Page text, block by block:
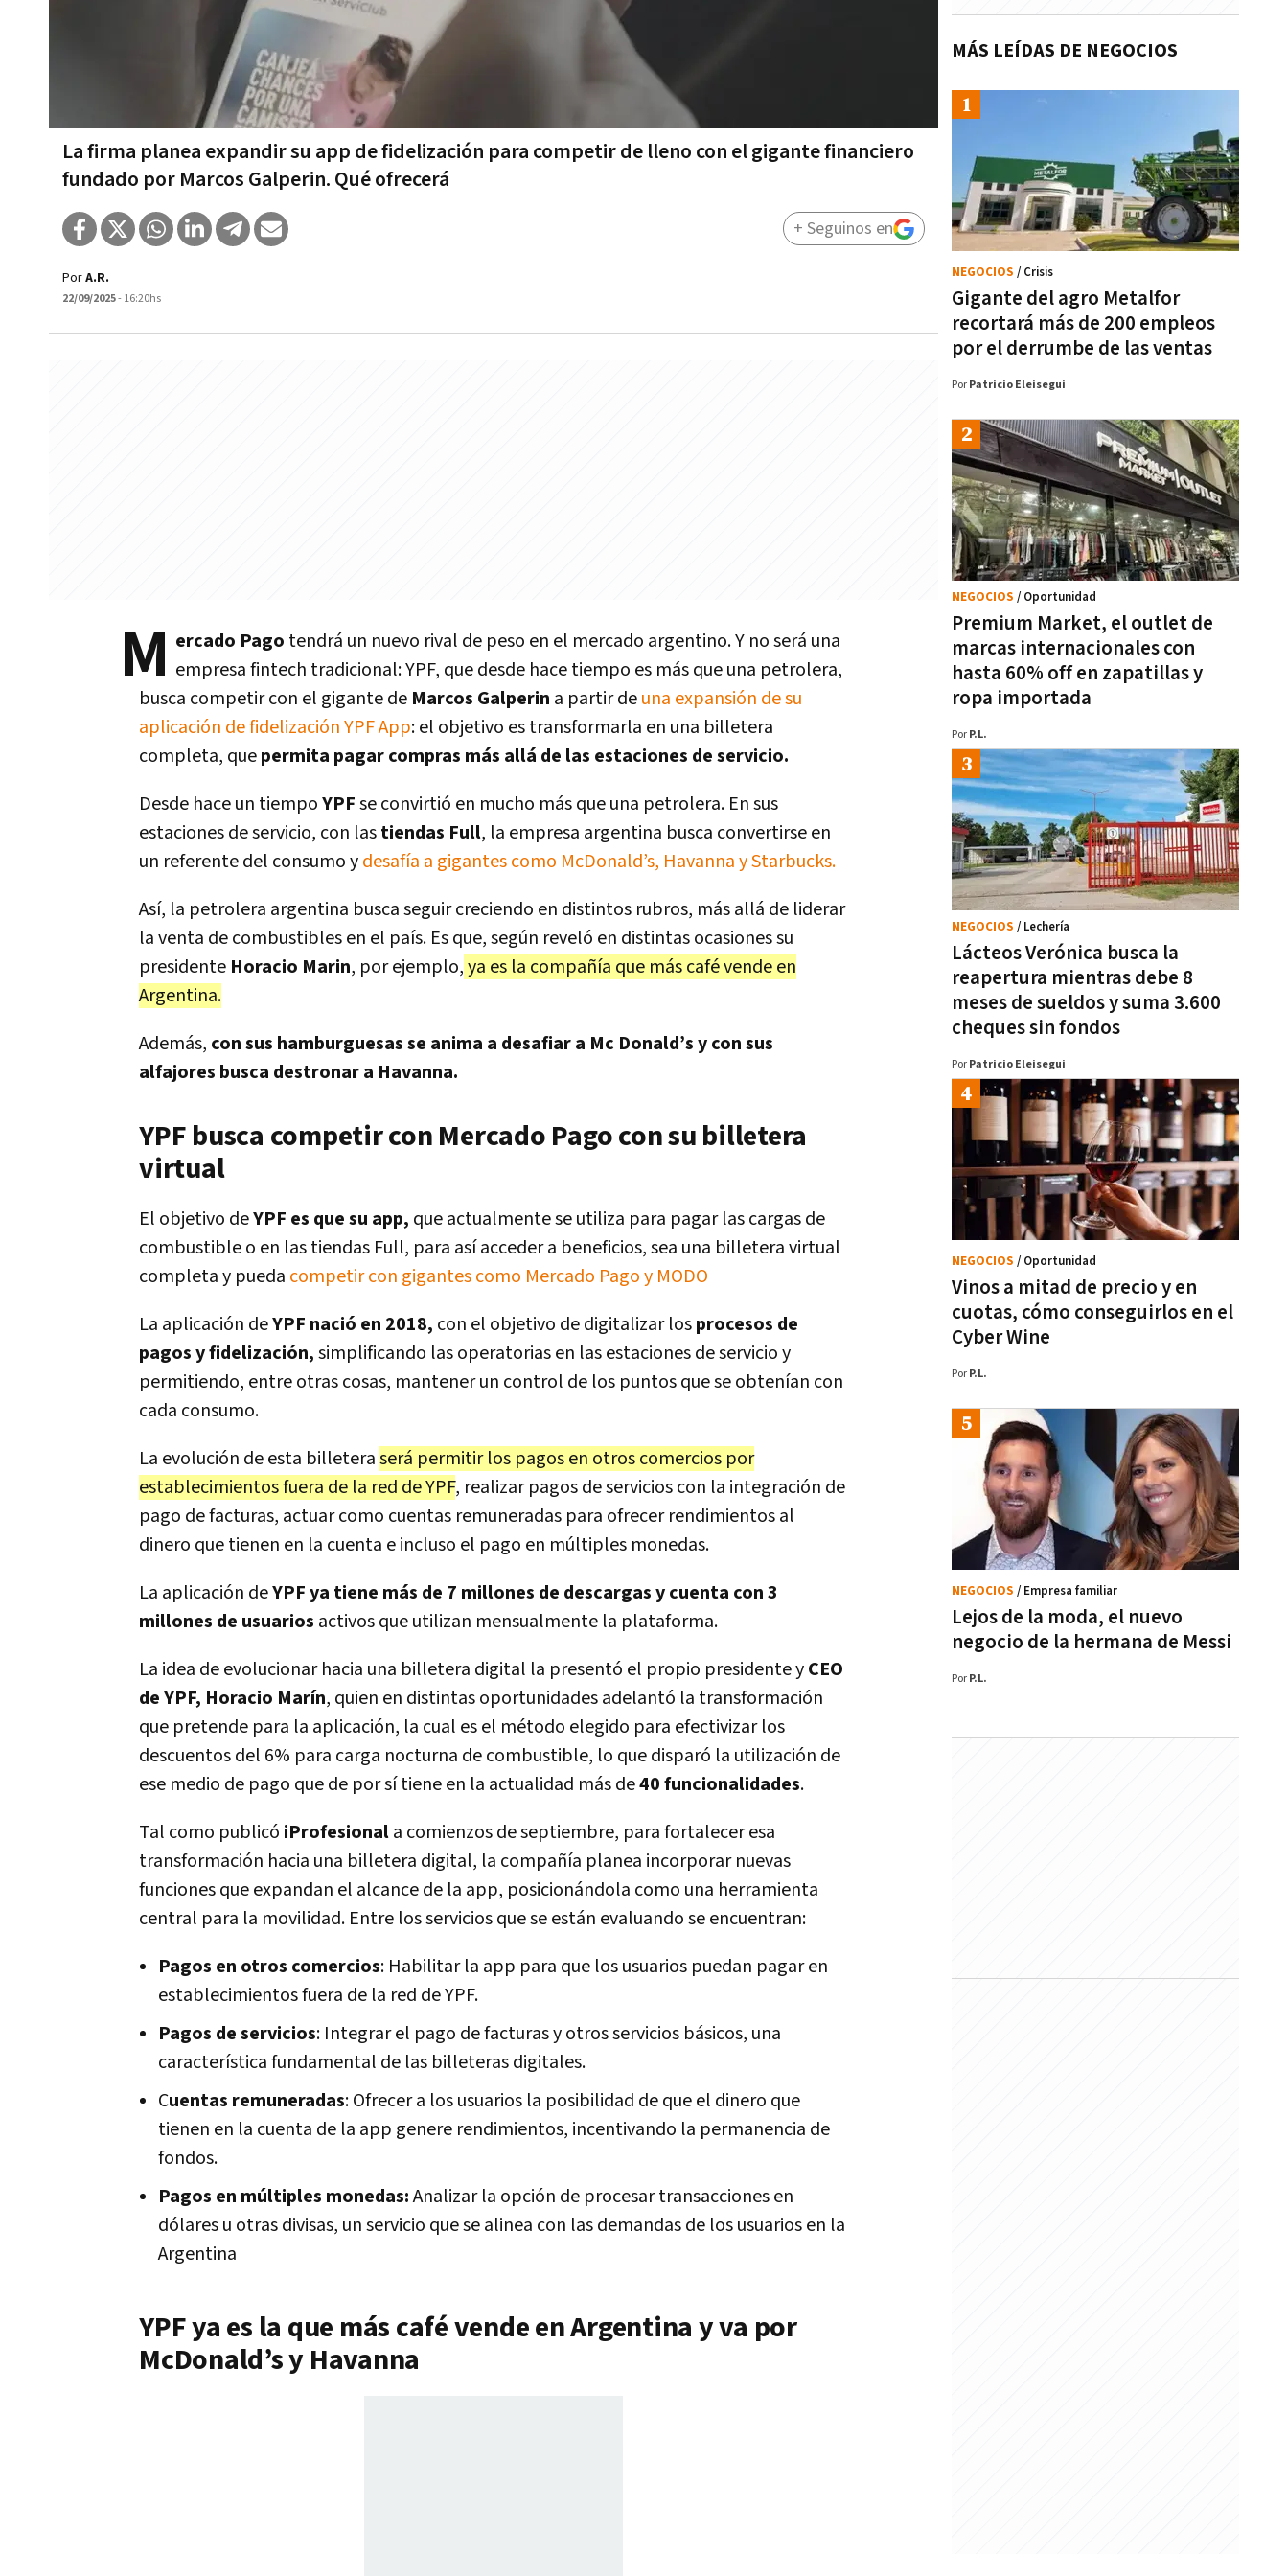
La firma planea expandir su app de fidelización para competir de lleno con el gigante financiero
fundado por Marcos Galperin. Qué ofrecerá
PorA.R.
22/09/2025- 16:20hs
+ Seguinos en
M ercado Pago tendrá un nuevo rival de peso en el mercado argentino. Y no será una
empresa fintech tradicional: YPF, que desde hace tiempo es más que una petrolera,
busca competir con el gigante de Marcos Galperin a partir deuna expansión de su
aplicación de fidelización YPF App: el objetivo es transformarla en una billetera
completa, quepermita pagar compras más allá de las estaciones de servicio.
Desde hace un tiempoYPFse convirtió en mucho más que una petrolera. En sus
estaciones de servicio, con lastiendas Full, la empresa argentina busca convertirse en
un referente del consumo ydesafía a gigantes como McDonald’s, Havanna y Starbucks.
Así, la petrolera argentina busca seguir creciendo en distintos rubros, más allá de liderar
la venta de combustibles en el país. Es que, según reveló en distintas ocasiones su
presidente Horacio Marin, por ejemplo,ya es la compañía que más café vende en
Argentina.
Además, con sus hamburguesas se anima a desafiar a Mc Donald’s y con sus
alfajores busca destronar a Havanna.
YPF busca competir con Mercado Pago con su billetera
virtual
El objetivo deYPF es que su app, que actualmente se utiliza para pagar las cargas de
combustible o en las tiendas Full, para así acceder a beneficios, sea una billetera virtual
completa y pueda competir con gigantes como Mercado Pago y MODO
La aplicación deYPF nació en 2018, con el objetivo de digitalizar losprocesos de
pagos y fidelización,simplificando las operatorias en las estaciones de servicio y
permitiendo, entre otras cosas, mantener un control de los puntos que se obtenían con
cada consumo.
La evolución de esta billeteraserá permitir los pagos en otros comercios por
establecimientos fuera de la red de YPF, realizar pagos de servicios con la integración de
pago de facturas, actuar como cuentas remuneradas para ofrecer rendimientos al
dinero que tienen en la cuenta e incluso el pago en múltiples monedas.
La aplicación deYPF ya tiene más de 7 millones de descargas y cuenta con 3
millones de usuarios activos que utilizan mensualmente la plataforma.
La idea de evolucionar hacia una billetera digital la presentó el propio presidente yCEO
de YPF, Horacio Marín, quien en distintas oportunidades adelantó la transformación
que pretende para la aplicación, la cual es el método elegido para efectivizar los
descuentos del 6% para carga nocturna de combustible, lo que disparó la utilización de
ese medio de pago que de por sí tiene en la actualidad más de40 funcionalidades.
Tal como publicó iProfesionala comienzos de septiembre, para fortalecer esa
transformación hacia una billetera digital, la compañía planea incorporar nuevas
funciones que expandan el alcance de la app, posicionándola como una herramienta
central para la movilidad. Entre los servicios que se están evaluando se encuentran:
Pagos en otros comercios: Habilitar la app para que los usuarios puedan pagar en
establecimientos fuera de la red de YPF.
Pagos de servicios: Integrar el pago de facturas y otros servicios básicos, una
característica fundamental de las billeteras digitales.
Cuentas remuneradas: Ofrecer a los usuarios la posibilidad de que el dinero que
tienen en la cuenta de la app genere rendimientos, incentivando la permanencia de
fondos.
Pagos en múltiples monedas:Analizar la opción de procesar transacciones en
dólares u otras divisas, un servicio que se alinea con las demandas de los usuarios en la
Argentina
YPF ya es la que más café vende en Argentina y va por
McDonald’s y Havanna
MÁS LEÍDAS DE NEGOCIOS
Gigante del agro Metalfor
recortará más de 200 empleos
por el derrumbe de las ventas
NEGOCIOS / Crisis
Por Patricio Eleisegui
Premium Market, el outlet de
marcas internacionales con
hasta 60% off en zapatillas y
ropa importada
NEGOCIOS / Oportunidad
Por P.L.
Lácteos Verónica busca la
reapertura mientras debe 8
meses de sueldos y suma 3.600
cheques sin fondos
NEGOCIOS / Lechería
Por Patricio Eleisegui
Vinos a mitad de precio y en
cuotas, cómo conseguirlos en el
Cyber Wine
NEGOCIOS / Oportunidad
Por P.L.
Lejos de la moda, el nuevo
negocio de la hermana de Messi
NEGOCIOS / Empresa familiar
Por P.L.